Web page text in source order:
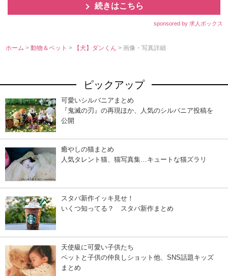
続きはこちら
sponsored by 求人ボックス
ホーム >動物＆ペット> 【犬】ダンくん> 画像・写真詳細
ピックアップ
可愛いシルバニアまとめ
『鬼滅の刃』の再現ほか、人気のシルバニア投稿を
公開
癒やしの猫まとめ
人気タレント猫、猫写真集…キュートな猫ズラリ
スタバ新作イッキ見せ！
いくつ知ってる？ スタバ新作まとめ
天使級に可愛い子供たち
ペットと子供の仲良しショット他、SNS話題キッズ
まとめ